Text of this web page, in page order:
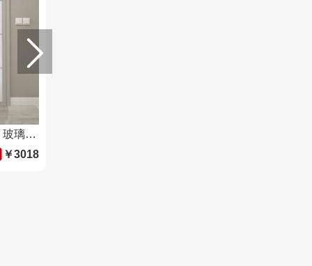
鑫迪木门 钛镁合金套装室内门 玻璃门定制厨房门 卫生间门平开厕所门 P7006 双包/㎡
￥3018